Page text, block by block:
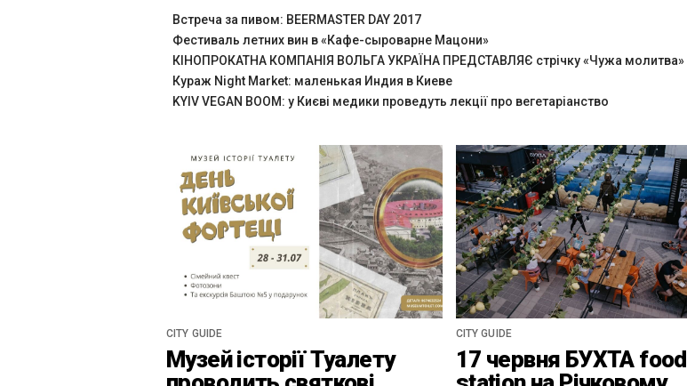
Встреча за пивом: BEERMASTER DAY 2017
Фестиваль летних вин в «Кафе-сыроварне Мацони»
КІНОПРОКАТНА КОМПАНІЯ ВОЛЬГА УКРАЇНА ПРЕДСТАВЛЯЄ стрічку «Чужа молитва»
Кураж Night Market: маленькая Индия в Киеве
KYIV VEGAN BOOM: у Києві медики проведуть лекції про вегетаріанство
CITY GUIDE
Музей історії Туалету
CITY GUIDE
17 червня БУХТА food